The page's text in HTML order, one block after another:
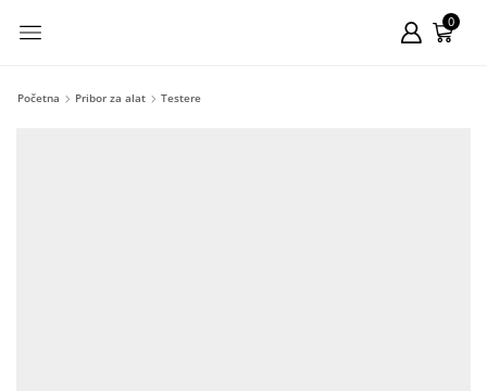
0
Početna Pribor za alat Testere